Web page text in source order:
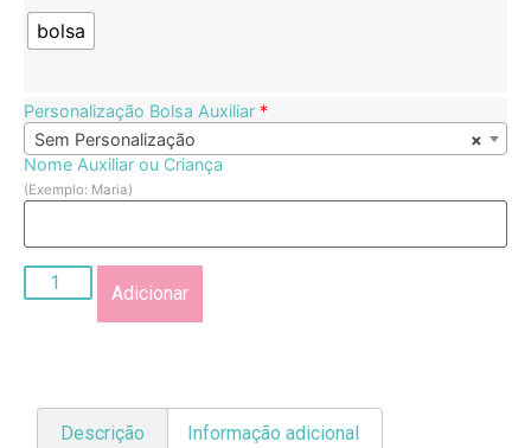
bolsa
Personalização Bolsa Auxiliar *
×
Sem Personalização
Nome Auxiliar ou Criança
(Exemplo: Maria)
Adicionar
Descrição Informação adicional